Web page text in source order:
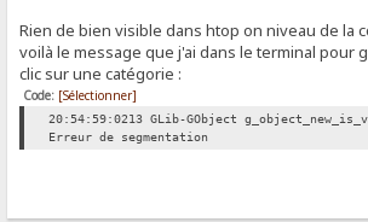
Rien de bien visible dans htop on niveau de la
voilà le message que j'ai dans le terminal pour
clic sur une catégorie :
Code: [Sélectionner]
20:54:59:0213 GLib-GObject
Erreur de segmentation